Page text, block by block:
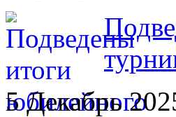
5 Декабрь